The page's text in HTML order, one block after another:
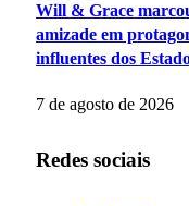
Will & Grace
amizade em
influentes dos
7 de agosto de 2026
Redes sociais